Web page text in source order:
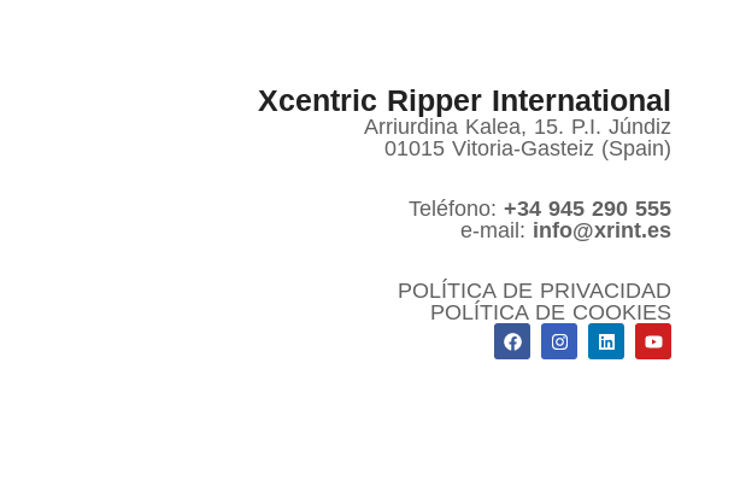
Xcentric Ripper International
Arriurdina Kalea, 15. P.I. Júndiz
01015 Vitoria-Gasteiz (Spain)
Teléfono: +34 945 290 555
e-mail: info@xrint.es
POLÍTICA DE PRIVACIDAD
POLÍTICA DE COOKIES